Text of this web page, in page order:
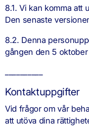
8.1. Vi kan komma att
Den senaste
8.2. Denna
gången den 5
Kontaktuppgifter
Vid frågor om vår
att utöva dina